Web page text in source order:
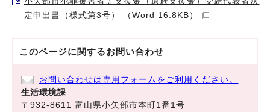
定申出書（様式第3号） （Word 16.8KB）
このページに関するお問い合わせ
お問い合わせは専用フォームをご利用ください。
生活環境課
〒932-8611 富山県小矢部市本町1番1号